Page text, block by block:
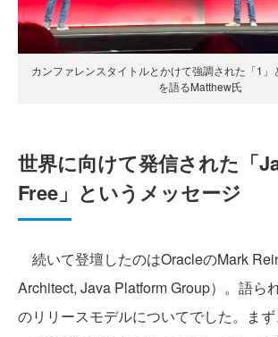
カンファレンスタイトルとかけて強調された「1」
を語るMatthew氏
世界に向けて発信された「
Free」というメッセージ
続いて登壇したのはOracleのMark
Architect, Java Platform Group）。語ら
のリリースモデルについてでした。ま